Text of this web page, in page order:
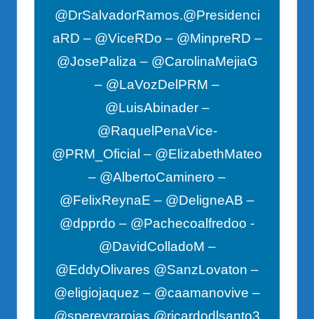
@DrSalvadorRamos.@Presidenci
aRD – @ViceRDo – @MinpreRD –
@JosePaliza – @CarolinaMejiaG
– @LaVozDelPRM –
@LuisAbinader –
@RaquelPenaVice-
@PRM_Oficial – @ElizabethMateo
– @AlbertoCaminero –
@FelixReynaE – @DeligneAB –
@dpprdo – @Pachecoalfredoo -
@DavidColladoM –
@EddyOlivares @SanzLovaton –
@eligiojaquez – @caamanovive –
@spereyrarojas @ricardodlsanto3